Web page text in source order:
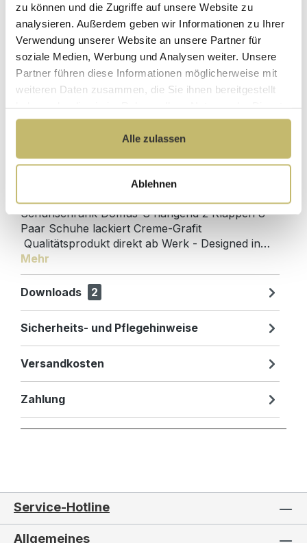
zu können und die Zugriffe auf unsere Website zu
analysieren. Außerdem geben wir Informationen zu Ihrer
Verwendung unserer Website an unsere Partner für
soziale Medien, Werbung und Analysen weiter. Unsere
Partner führen diese Informationen möglicherweise mit
weiteren Daten zusammen, die Sie ihnen bereitgestellt
gesammelt haben.
Alle zulassen
Ablehnen
Kundenbetreuung
mit bester
Bewertung
Gut verpackt für
beschädigungsfreie
Lieferung
Designed in
Germany
1 Monat risikofreies
Rückgaberecht
Produktdetails
Schuhschrank Domus-S hängend 2 Klappen 8
Paar Schuhe lackiert Creme-Grafit
Qualitätsprodukt direkt ab Werk - Designed in…
Mehr
Downloads 2
Sicherheits- und Pflegehinweise
Versandkosten
Zahlung
Service-Hotline
Allgemeines